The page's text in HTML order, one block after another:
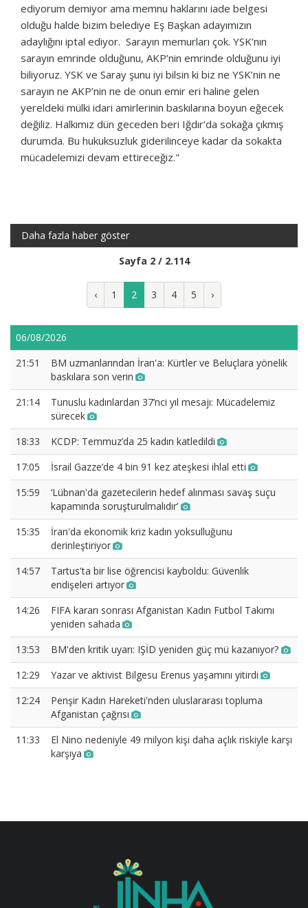
ediyorum demiyor ama memnu haklarını iade belgesi
olduğu halde bizim belediye Eş Başkan adayımızın
adaylığını iptal ediyor. Sarayın memurları çok. YSK’nın
sarayın emrinde olduğunu, AKP’nin emrinde olduğunu iyi
biliyoruz. YSK ve Saray şunu iyi bilsin ki biz ne YSK’nin ne
sarayın ne AKP’nin ne de onun emir eri haline gelen
yereldeki mülki idari amirlerinin baskılarına boyun eğecek
değiliz. Halkımız dün geceden beri Iğdır’da sokağa çıkmış
durumda. Bu hukuksuzluk giderilinceye kadar da sokakta
mücadelemizi devam ettireceğiz."
Daha fazla haber göster
Sayfa 2 / 2.114
‹ 1 2 3 4 5 ›
06/08/2026
21:51
BM uzmanlarından İran'a: Kürtler ve Beluçlara yönelik
baskılara son verin
21:14
Tunuslu kadınlardan 37’nci yıl mesajı: Mücadelemiz
sürecek
18:33
KCDP: Temmuz’da 25 kadın katledildi
17:05
İsrail Gazze’de 4 bin 91 kez ateşkesi ihlal etti
15:59
‘Lübnan'da gazetecilerin hedef alınması savaş suçu
kapamında soruşturulmalıdır’
15:35
İran'da ekonomik kriz kadın yoksulluğunu
derinleştiriyor
14:57
Tartus'ta bir lise öğrencisi kayboldu: Güvenlik
endişeleri artıyor
14:26
FIFA kararı sonrası Afganistan Kadın Futbol Takımı
yeniden sahada
13:53
BM'den kritik uyarı: IŞİD yeniden güç mü kazanıyor?
12:29
Yazar ve aktivist Bilgesu Erenus yaşamını yitirdi
12:24
Penşir Kadın Hareketi'nden uluslararası topluma
Afganistan çağrısı
11:33
El Nino nedeniyle 49 milyon kişi daha açlık riskiyle karşı
karşıya